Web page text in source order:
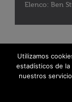
Elenco: Ben
Utilizamos
estadísticos de
nuestros